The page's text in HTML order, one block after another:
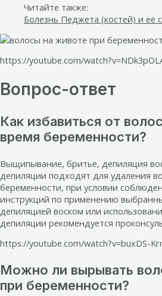
Читайте также:
Болезнь Педжета (костей) и её
https://youtube.com/
Вопрос-ответ
Как избавиться от
время беременности?
Выщипывание, бритье, депиляция
депиляции подходят для удаления
беременности, при условии
инструкций по применению
депиляцией воском или
депиляции рекомендуется
https://youtube.com/watch?v=buxDS-
Можно ли вырывать
при беременности?